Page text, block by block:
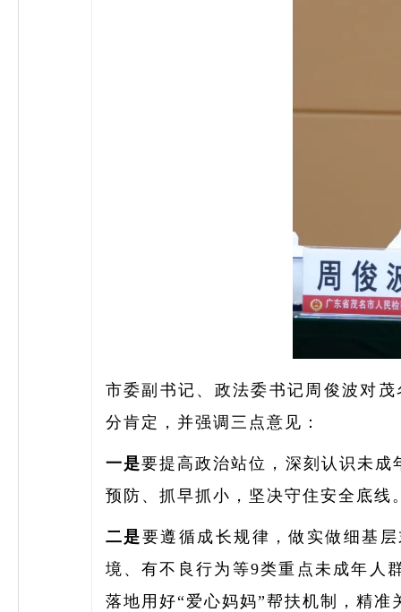
市委副书记、政法委书记周俊波对
分肯定，并强调三点意见：
一是要提高政治站位，深刻认识未
预防、抓早抓小，坚决守住安全底线
二是要遵循成长规律，做实做细基
境、有不良行为等9类重点未成年人
落地用好“爱心妈妈”帮扶机制，精准